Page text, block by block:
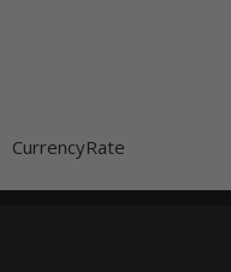
CurrencyRate